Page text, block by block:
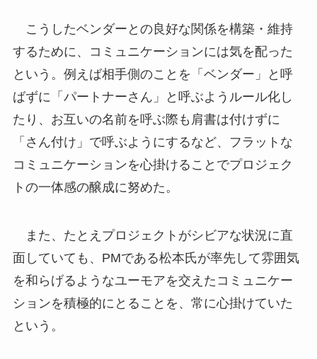
こうしたベンダーとの良好な関係を構築・維持
するために、コミュニケーションには気を配った
という。例えば相手側のことを「ベンダー」と呼
ばずに「パートナーさん」と呼ぶようルール化し
たり、お互いの名前を呼ぶ際も肩書は付けずに
「さん付け」で呼ぶようにするなど、フラットな
コミュニケーションを心掛けることでプロジェク
トの一体感の醸成に努めた。
また、たとえプロジェクトがシビアな状況に直
面していても、PMである松本氏が率先して雰囲気
を和らげるようなユーモアを交えたコミュニケー
ションを積極的にとることを、常に心掛けていた
という。